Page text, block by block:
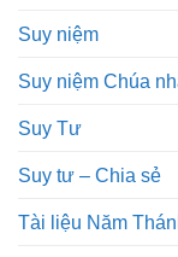
Suy niệm
Suy niệm Chúa
Suy Tư
Suy tư – Chia sẻ
Tài liệu Năm